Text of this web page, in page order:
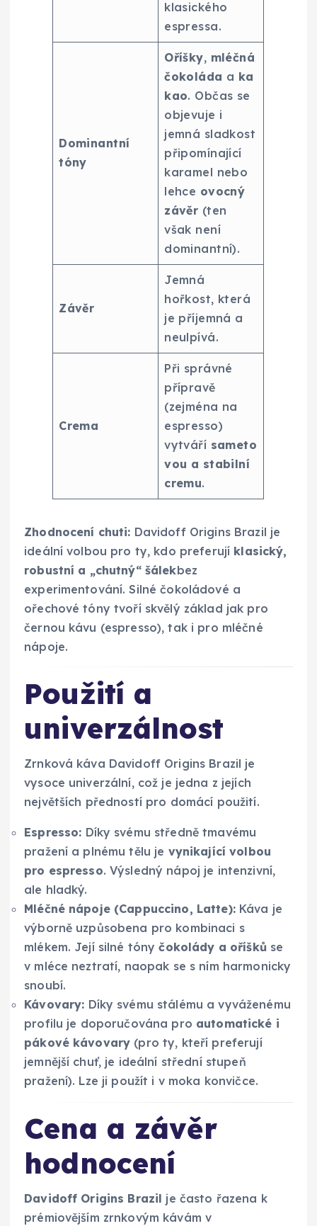
klasického
espressa.
Dominantní
tóny
Oříšky, mléčná
čokoláda a ka
kao. Občas se
objevuje i
jemná sladkost
připomínající
karamel nebo
lehce ovocný
závěr (ten
však není
dominantní).
Závěr
Jemná
hořkost, která
je příjemná a
neulpívá.
Crema
Při správné
přípravě
(zejména na
espresso)
vytváří sameto
vou a stabilní
cremu.
Zhodnocení chuti: Davidoff Origins Brazil je
ideální volbou pro ty, kdo preferují klasický,
robustní a „chutný“ šálekbez
experimentování. Silné čokoládové a
ořechové tóny tvoří skvělý základ jak pro
černou kávu (espresso), tak i pro mléčné
nápoje.
Použití a
univerzálnost
Zrnková káva Davidoff Origins Brazil je
vysoce univerzální, což je jedna z jejích
největších předností pro domácí použití.
Espresso: Díky svému středně tmavému
pražení a plnému tělu je vynikající volbou
pro espresso. Výsledný nápoj je intenzivní,
ale hladký.
Mléčné nápoje (Cappuccino, Latte):Káva je
výborně uzpůsobena pro kombinaci s
mlékem. Její silné tónyčokolády a oříšků se
v mléce neztratí, naopak se s ním harmonicky
snoubí.
Kávovary: Díky svému stálému a vyváženému
profilu je doporučována pro automatické i
pákové kávovary (pro ty, kteří preferují
jemnější chuť, je ideální střední stupeň
pražení). Lze ji použít i v moka konvičce.
Cena a závěr
hodnocení
Davidoff Origins Brazil je často řazena k
prémiovějším zrnkovým kávám v